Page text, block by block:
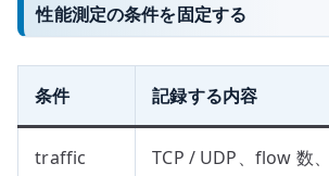
性能測定の条件を固定する
条件 記録する内容
traffic
TCP / UDP、flow 数